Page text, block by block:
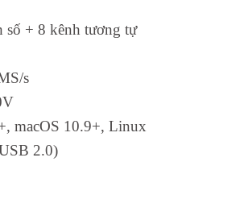
số + 8 kênh tương tự
s
macOS 10.9+, Linux
2.0)